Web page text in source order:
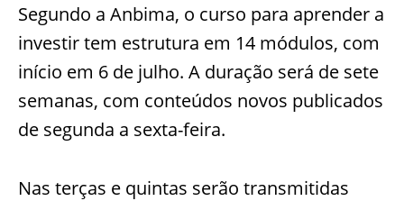
Segundo a Anbima, o curso para aprender a
investir tem estrutura em 14 módulos, com
início em 6 de julho. A duração será de sete
semanas, com conteúdos novos publicados
de segunda a sexta-feira.
Nas terças e quintas serão transmitidas